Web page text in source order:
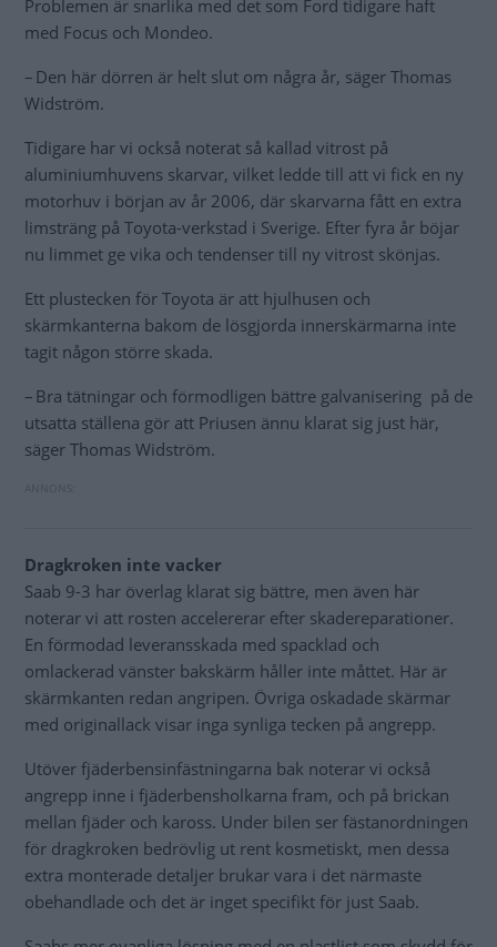
Problemen är snarlika med det som Ford tidigare haft
med Focus och Mondeo.
– Den här dörren är helt slut om några år, säger Thomas
Widström.
Tidigare har vi också noterat så kallad vitrost på
aluminiumhuvens skarvar, vilket ledde till att vi fick en ny
motorhuv i början av år 2006, där skarvarna fått en extra
limsträng på Toyota-verkstad i Sverige. Efter fyra år böjar
nu limmet ge vika och tendenser till ny vitrost skönjas.
Ett plustecken för Toyota är att hjulhusen och
skärmkanterna bakom de lösgjorda innerskärmarna inte
tagit någon större skada.
– Bra tätningar och förmodligen bättre galvanisering på de
utsatta ställena gör att Priusen ännu klarat sig just här,
säger Thomas Widström.
Dragkroken inte vacker
Saab 9-3 har överlag klarat sig bättre, men även här
noterar vi att rosten accelererar efter skadereparationer.
En förmodad leveransskada med spacklad och
omlackerad vänster bakskärm håller inte måttet. Här är
skärmkanten redan angripen. Övriga oskadade skärmar
med originallack visar inga synliga tecken på angrepp.
Utöver fjäderbensinfästningarna bak noterar vi också
angrepp inne i fjäderbensholkarna fram, och på brickan
mellan fjäder och kaross. Under bilen ser fästanordningen
för dragkroken bedrövlig ut rent kosmetiskt, men dessa
extra monterade detaljer brukar vara i det närmaste
obehandlade och det är inget specifikt för just Saab.